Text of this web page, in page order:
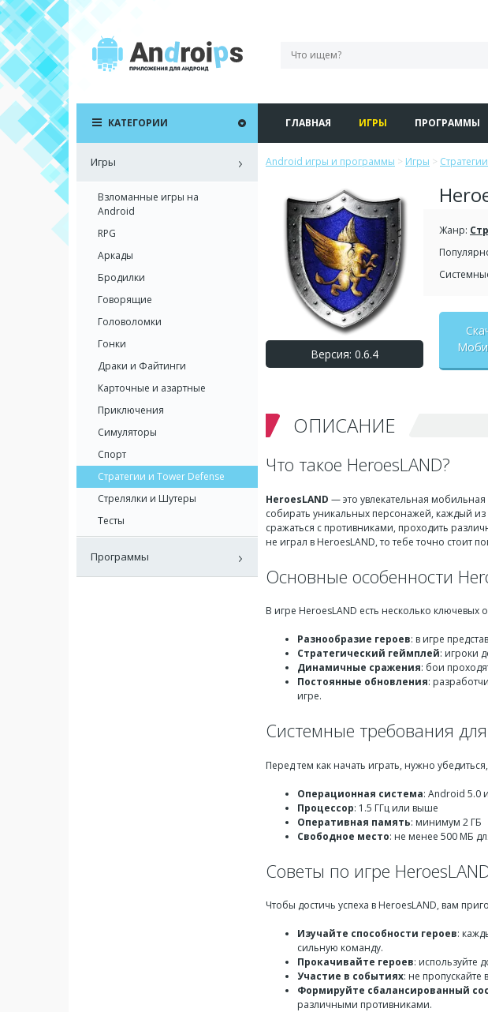
ГЛАВНАЯ ИГРЫ ПРОГРАММЫ
Android игры и программы > Игры >
Версия: 0.6.4
Жанр:
ОПИСАНИЕ
Что такое HeroesLAND?
HeroesLAND — это увлекательная мобильная
собирать уникальных персонажей, каждый
сражаться с противниками, проходить
не играл в HeroesLAND, то тебе точно стоит
Основные особенности
В игре HeroesLAND есть несколько
Разнообразие героев: в игре
Стратегический геймплей: игроки
Динамичные сражения: бои
Постоянные обновления:
игре.
Системные требования
Перед тем как начать играть, нужно
Операционная система: Android 5.0
Процессор: 1.5 ГГц или выше
Оперативная память: минимум 2 ГБ
Свободное место: не менее 500 МБ
Советы по игре
Чтобы достичь успеха в HeroesLAND, вам
Изучайте способности героев:
сильную команду.
Прокачивайте героев: используйте
Участие в событиях: не
Формируйте сбалансированный
различными противниками.
КАТЕГОРИИ
Игры
Взломанные игры на
Android
RPG
Аркады
Бродилки
Говорящие
Головоломки
Гонки
Драки и Файтинги
Карточные и азартные
Приключения
Симуляторы
Спорт
Стратегии и Tower Defense
Стрелялки и Шутеры
Тесты
Программы